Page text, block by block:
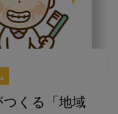
つくる「地域